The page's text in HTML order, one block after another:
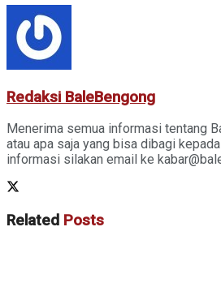
Redaksi BaleBengong
Menerima semua informasi tentang
atau apa saja yang bisa dibagi
informasi silakan email ke
Related Posts